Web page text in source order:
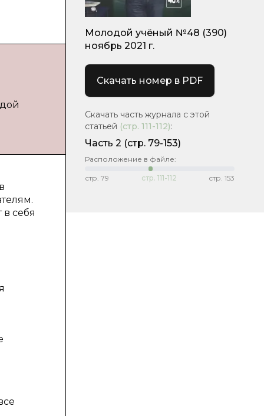
в себя
Молодой учёный №48 (390)
ноябрь 2021 г.
Скачать номер в PDF
Скачать часть журнала с этой
статьей (стр. 111-112):
Часть 2 (стр. 79-153)
Расположение в файле:
стр. 79 стр. 111-112 стр. 153